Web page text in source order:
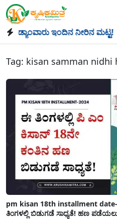
ಇಂದಿನ ನೀರಿನ ಮಟ್ಟ!
Tag: kisan samman nidhi
pm kisan 18th installment
ತಿಂಗಳಲ್ಲಿ ಬಿಡುಗಡೆ ಸಾಧ್ಯತೆ! ಹಣ